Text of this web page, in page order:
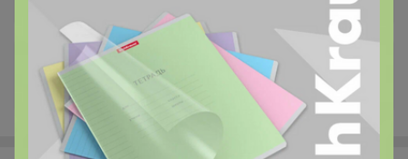
+122